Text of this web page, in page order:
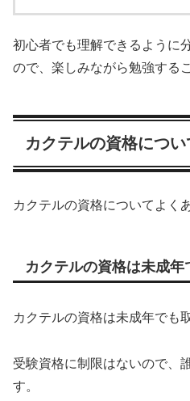
初心者でも理解できるように
ので、楽しみながら勉強する
カクテルの資格につ
カクテルの資格についてよく
カクテルの資格は未成年
カクテルの資格は未成年でも
受験資格に制限はないので、
す。